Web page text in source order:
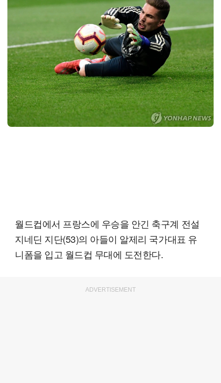
월드컵에서 프랑스에 우승을 안긴 축구계 전설
지네딘 지단(53)의 아들이 알제리 국가대표 유
니폼을 입고 월드컵 무대에 도전한다.
ADVERTISEMENT